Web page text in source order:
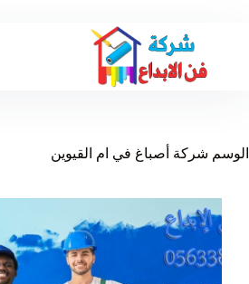
الوسم شركة أصباغ في ام القيوين